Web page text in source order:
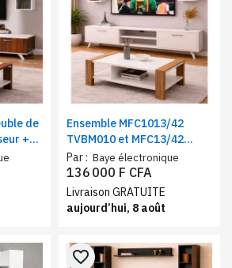
de
+
Ensemble MFC1013/42
TVBM010 et MFC13/42
TBBM06 meuble de salon –
Table téléviseur + table
basse Marron/blanc
Par : Baye électronique
136 000 F CFA
Livraison GRATUITE
aujourd’hui, 8 août
favorite_border